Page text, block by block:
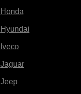
Honda
Hyundai
Iveco
Jaguar
Jeep